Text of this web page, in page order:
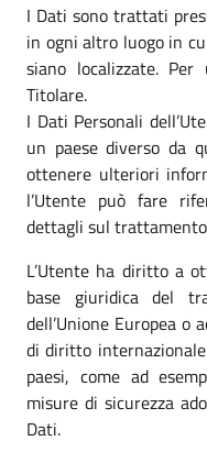
I Dati sono trattati
in ogni altro luogo in
siano localizzate.
Titolare.
I Dati Personali
un paese diverso da
ottenere ulteriori
l’Utente può fare
dettagli sul
L’Utente ha diritto a
base giuridica del
dell’Unione Europea o
di diritto
paesi, come ad
misure di sicurezza
Dati.